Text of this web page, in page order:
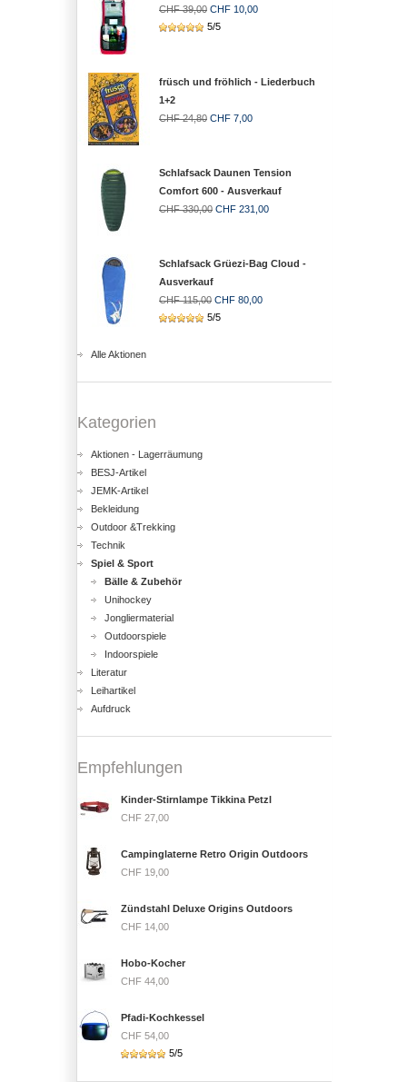
CHF 39,00 CHF 10,00
5/5
früsch und fröhlich - Liederbuch
1+2
CHF 24,80 CHF 7,00
Schlafsack Daunen Tension
Comfort 600 - Ausverkauf
CHF 330,00 CHF 231,00
Schlafsack Grüezi-Bag Cloud -
Ausverkauf
CHF 115,00 CHF 80,00
5/5
Alle Aktionen
Kategorien
Aktionen - Lagerräumung
BESJ-Artikel
JEMK-Artikel
Bekleidung
Outdoor &Trekking
Technik
Spiel & Sport
Bälle & Zubehör
Unihockey
Jongliermaterial
Outdoorspiele
Indoorspiele
Literatur
Leihartikel
Aufdruck
Empfehlungen
Kinder-Stirnlampe Tikkina Petzl
CHF 27,00
Campinglaterne Retro Origin Outdoors
CHF 19,00
Zündstahl Deluxe Origins Outdoors
CHF 14,00
Hobo-Kocher
CHF 44,00
Pfadi-Kochkessel
CHF 54,00
5/5